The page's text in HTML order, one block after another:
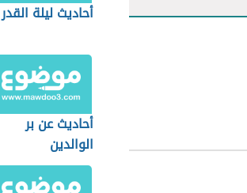
أحاديث ليلة القدر
أحاديث عن بر
الوالدين